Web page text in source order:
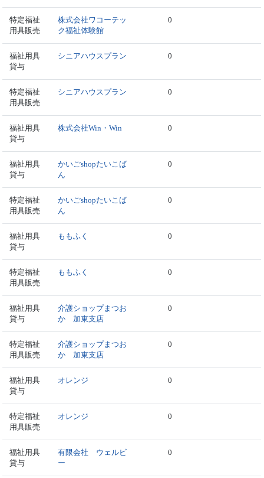
特定福祉
用具販売
株式会社ワコーテッ
ク福祉体験館
0
福祉用具
貸与
シニアハウスプラン 0
特定福祉
用具販売
シニアハウスプラン 0
福祉用具
貸与
株式会社Win・Win 0
福祉用具
貸与
かいごshopたいこば
ん
0
特定福祉
用具販売
かいごshopたいこば
ん
0
福祉用具
貸与
ももふく 0
特定福祉
用具販売
ももふく 0
福祉用具
貸与
介護ショップまつお
か 加東支店
0
特定福祉
用具販売
介護ショップまつお
か 加東支店
0
福祉用具
貸与
オレンジ 0
特定福祉
用具販売
オレンジ 0
福祉用具
貸与
有限会社 ウェルビ
ー
0